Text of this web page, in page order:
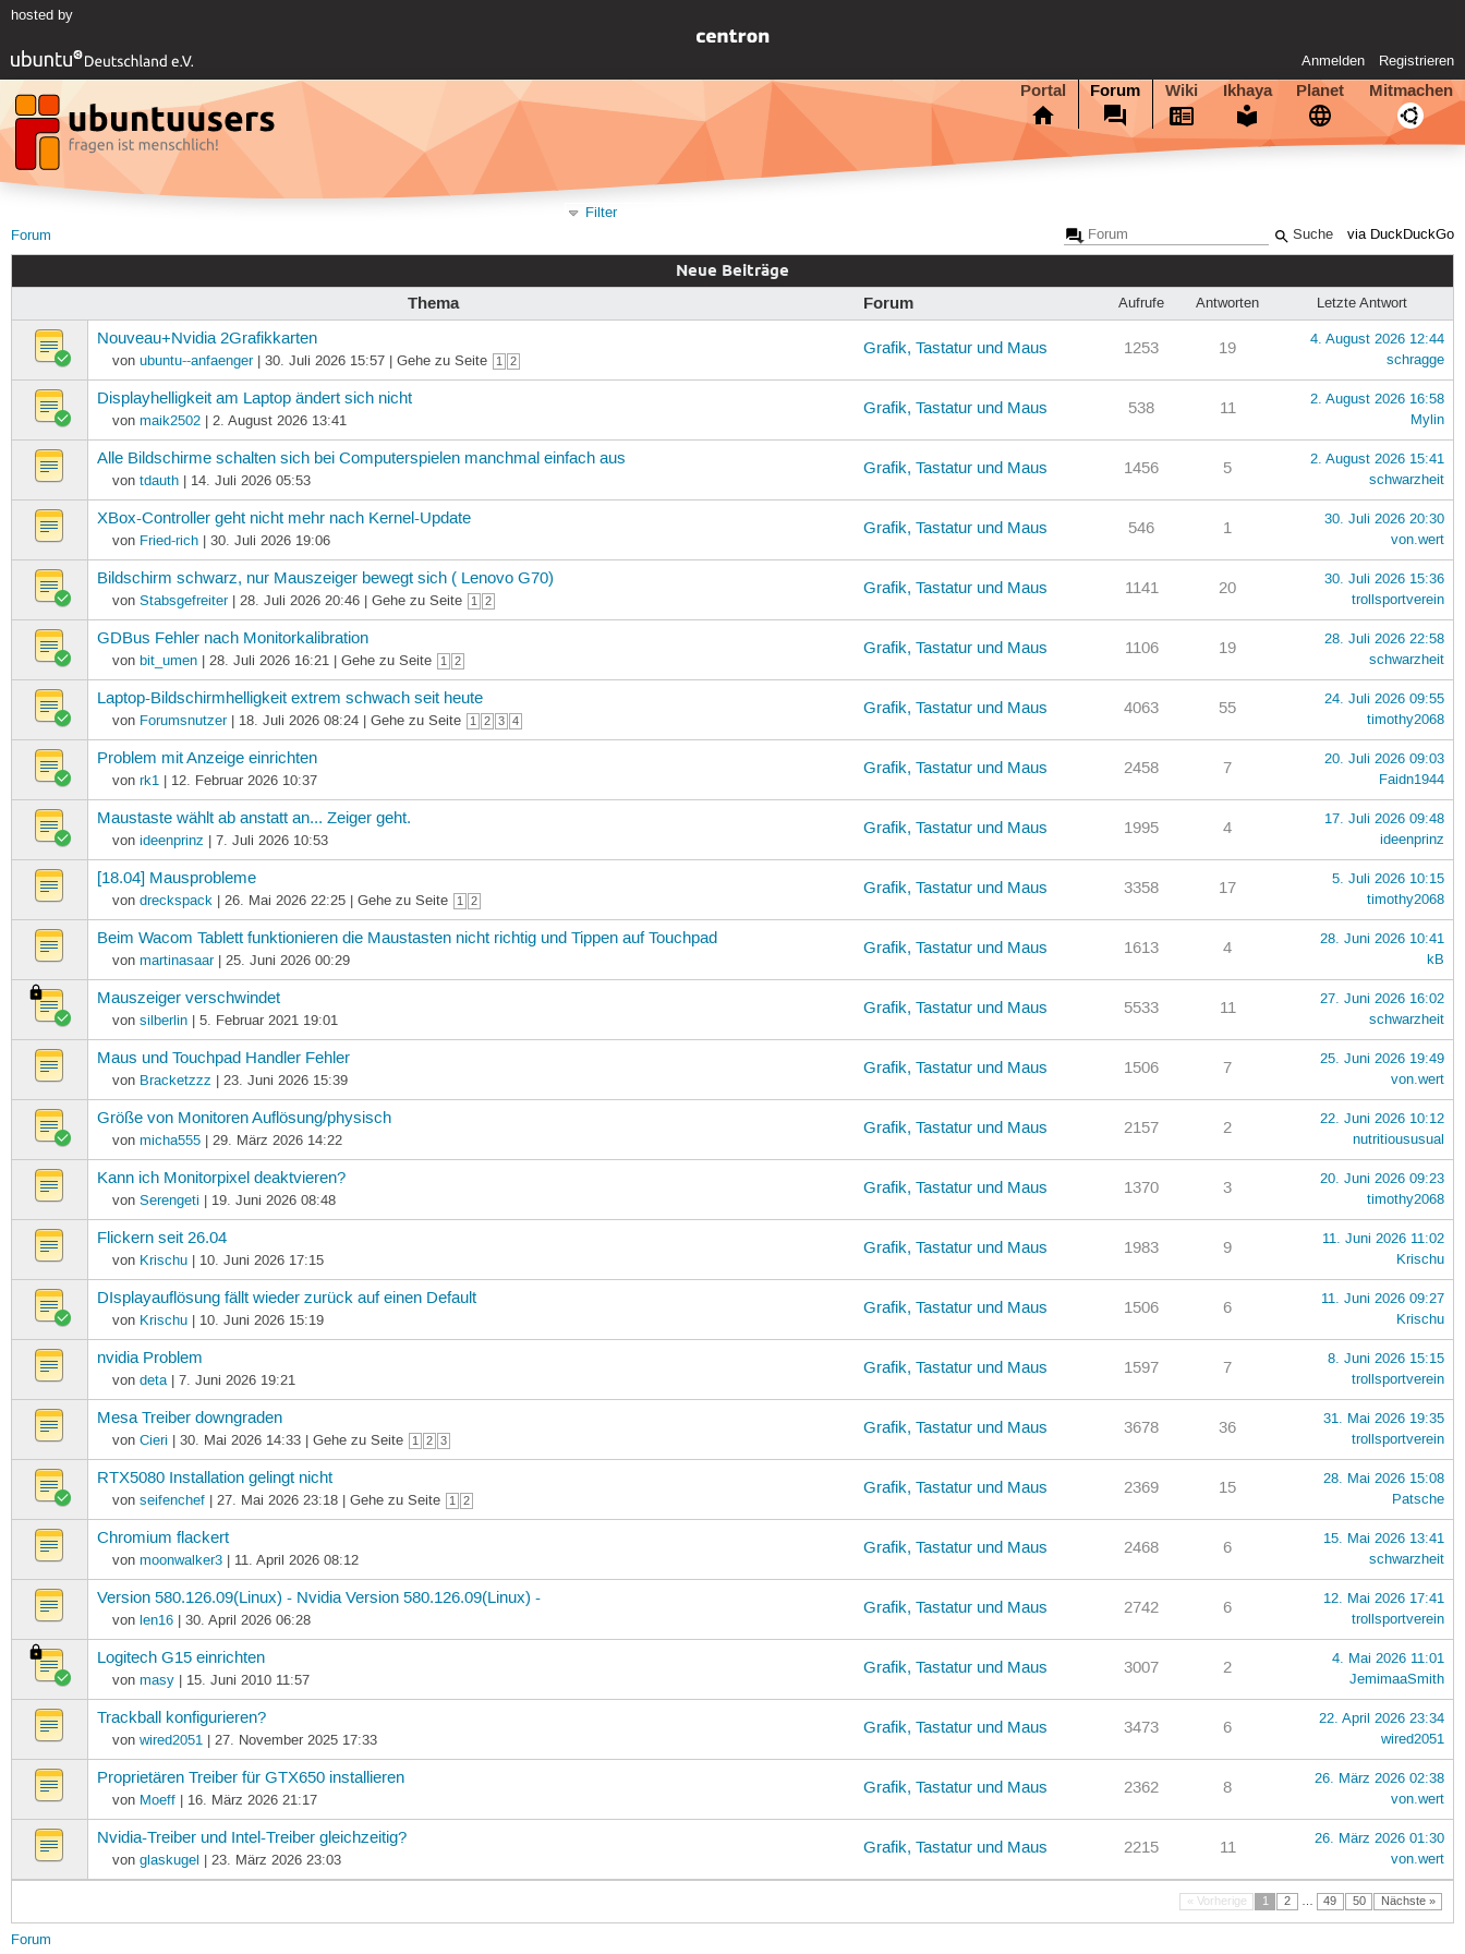
hosted by
Anmelden Registrieren
Portal Forum Wiki Ikhaya Planet Mitmachen
via DuckDuckGo
Filter
Forum
Neue Beiträge
Thema Forum Aufrufe Antworten Letzte Antwort
Nouveau+Nvidia 2Grafikkarten
von ubuntu--anfaenger| 30. Juli 2026 15:57 | Gehe zu Seite 1 2
Grafik, Tastatur und Maus 1253 19
4. August 2026 12:44
schragge
Displayhelligkeit am Laptop ändert sich nicht
von maik2502| 2. August 2026 13:41
Grafik, Tastatur und Maus 538 11
2. August 2026 16:58
Mylin
Alle Bildschirme schalten sich bei Computerspielen manchmal einfach aus
von tdauth| 14. Juli 2026 05:53
Grafik, Tastatur und Maus 1456 5
2. August 2026 15:41
schwarzheit
XBox-Controller geht nicht mehr nach Kernel-Update
von Fried-rich| 30. Juli 2026 19:06
Grafik, Tastatur und Maus 546 1
30. Juli 2026 20:30
von.wert
Bildschirm schwarz, nur Mauszeiger bewegt sich ( Lenovo G70)
von Stabsgefreiter| 28. Juli 2026 20:46 | Gehe zu Seite 1 2
Grafik, Tastatur und Maus 1141 20
30. Juli 2026 15:36
trollsportverein
GDBus Fehler nach Monitorkalibration
von bit_umen| 28. Juli 2026 16:21 | Gehe zu Seite 1 2
Grafik, Tastatur und Maus 1106 19
28. Juli 2026 22:58
schwarzheit
Laptop-Bildschirmhelligkeit extrem schwach seit heute
von Forumsnutzer| 18. Juli 2026 08:24 | Gehe zu Seite 1 2 3 4
Grafik, Tastatur und Maus 4063 55
24. Juli 2026 09:55
timothy2068
Problem mit Anzeige einrichten
von rk1| 12. Februar 2026 10:37
Grafik, Tastatur und Maus 2458 7
20. Juli 2026 09:03
Faidn1944
Maustaste wählt ab anstatt an... Zeiger geht.
von ideenprinz | 7. Juli 2026 10:53
Grafik, Tastatur und Maus 1995 4
17. Juli 2026 09:48
ideenprinz
[18.04] Mausprobleme
von dreckspack| 26. Mai 2026 22:25 | Gehe zu Seite 1 2
Grafik, Tastatur und Maus 3358 17
5. Juli 2026 10:15
timothy2068
Beim Wacom Tablett funktionieren die Maustasten nicht richtig und Tippen auf Touchpad
von martinasaar| 25. Juni 2026 00:29
Grafik, Tastatur und Maus 1613 4
28. Juni 2026 10:41
kB
Mauszeiger verschwindet
von silberlin| 5. Februar 2021 19:01
Grafik, Tastatur und Maus 5533 11
27. Juni 2026 16:02
schwarzheit
Maus und Touchpad Handler Fehler
von Bracketzzz | 23. Juni 2026 15:39
Grafik, Tastatur und Maus 1506 7
25. Juni 2026 19:49
von.wert
Größe von Monitoren Auflösung/physisch
von micha555| 29. März 2026 14:22
Grafik, Tastatur und Maus 2157 2
22. Juni 2026 10:12
nutritioususual
Kann ich Monitorpixel deaktvieren?
von Serengeti | 19. Juni 2026 08:48
Grafik, Tastatur und Maus 1370 3
20. Juni 2026 09:23
timothy2068
Flickern seit 26.04
von Krischu| 10. Juni 2026 17:15
Grafik, Tastatur und Maus 1983 9
11. Juni 2026 11:02
Krischu
DIsplayauflösung fällt wieder zurück auf einen Default
von Krischu| 10. Juni 2026 15:19
Grafik, Tastatur und Maus 1506 6
11. Juni 2026 09:27
Krischu
nvidia Problem
von deta| 7. Juni 2026 19:21
Grafik, Tastatur und Maus 1597 7
8. Juni 2026 15:15
trollsportverein
Mesa Treiber downgraden
von Cieri | 30. Mai 2026 14:33 | Gehe zu Seite 1 2 3
Grafik, Tastatur und Maus 3678 36
31. Mai 2026 19:35
trollsportverein
RTX5080 Installation gelingt nicht
von seifenchef| 27. Mai 2026 23:18 | Gehe zu Seite 1 2
Grafik, Tastatur und Maus 2369 15
28. Mai 2026 15:08
Patsche
Chromium flackert
von moonwalker3| 11. April 2026 08:12
Grafik, Tastatur und Maus 2468 6
15. Mai 2026 13:41
schwarzheit
Version 580.126.09(Linux) - Nvidia Version 580.126.09(Linux) -
von len16| 30. April 2026 06:28
Grafik, Tastatur und Maus 2742 6
12. Mai 2026 17:41
trollsportverein
Logitech G15 einrichten
von masy| 15. Juni 2010 11:57
Grafik, Tastatur und Maus 3007 2
4. Mai 2026 11:01
JemimaaSmith
Trackball konfigurieren?
von wired2051| 27. November 2025 17:33
Grafik, Tastatur und Maus 3473 6
22. April 2026 23:34
wired2051
Proprietären Treiber für GTX650 installieren
von Moeff| 16. März 2026 21:17
Grafik, Tastatur und Maus 2362 8
26. März 2026 02:38
von.wert
Nvidia-Treiber und Intel-Treiber gleichzeitig?
von glaskugel | 23. März 2026 23:03
Grafik, Tastatur und Maus 2215 11
26. März 2026 01:30
von.wert
« Vorherige 1 2 … 49 50 Nächste »
Forum